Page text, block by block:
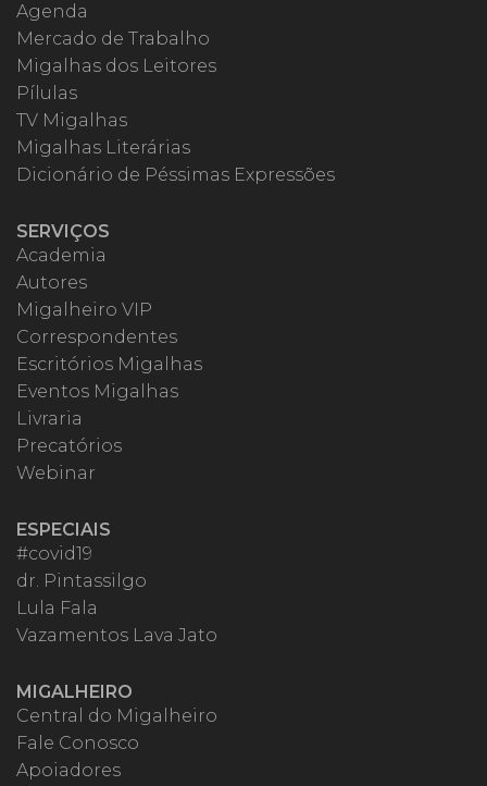
Agenda
Mercado de Trabalho
Migalhas dos Leitores
Pílulas
TV Migalhas
Migalhas Literárias
Dicionário de Péssimas Expressões
SERVIÇOS
Academia
Autores
Migalheiro VIP
Correspondentes
Escritórios Migalhas
Eventos Migalhas
Livraria
Precatórios
Webinar
ESPECIAIS
#covid19
dr. Pintassilgo
Lula Fala
Vazamentos Lava Jato
MIGALHEIRO
Central do Migalheiro
Fale Conosco
Apoiadores